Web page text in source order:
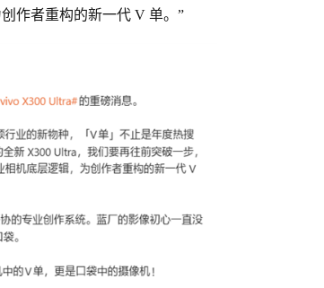
作者重构的新一代 V 单。”